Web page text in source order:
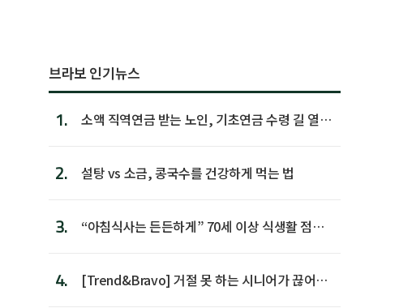
브라보 인기뉴스
1.
소액 직역연금 받는 노인, 기초연금 수령 길 열린
2. 설탕 vs 소금, 콩국수를 건강하게 먹는 법
3.
“아침식사는 든든하게” 70세 이상 식생활 점수
4.
[Trend&Bravo] 거절 못 하는 시니어가 끊어야